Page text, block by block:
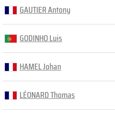
GAUTIER Antony
GODINHO Luis
HAMEL Johan
LÉONARD Thomas